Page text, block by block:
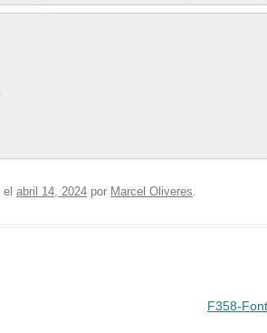
el abril 14, 2024 por Marcel Oliveres.
F358-